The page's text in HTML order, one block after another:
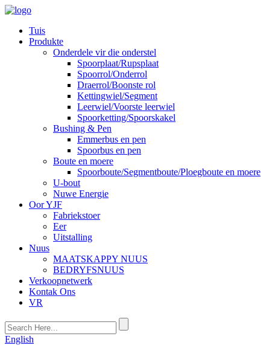
Tuis
Produkte
Onderdele vir die onderstel
Spoorplaat/Rupsplaat
Spoorrol/Onderrol
Draerrol/Boonste rol
Kettingwiel/Segment
Leerwiel/Voorste leerwiel
Spoorketting/Spoorskakel
Bushing & Pen
Emmerbus en pen
Spoorbus en pen
Boute en moere
Spoorboute/Segmentboute/Ploegboute en moere
U-bout
Nuwe Energie
Oor YJF
Fabriekstoer
Eer
Uitstalling
Nuus
MAATSKAPPY NUUS
BEDRYFSNUUS
Verkoopnetwerk
Kontak Ons
VR
English